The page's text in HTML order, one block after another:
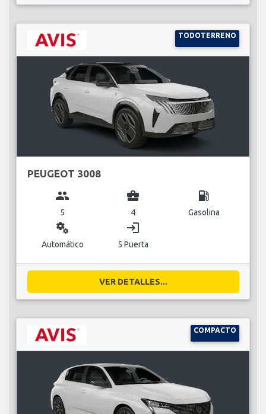
TODOTERRENO
PEUGEOT 3008
group
5
business_center
4
local_gas_station
Gasolina
miscellaneous_services
Automático
login
5 Puerta
VER DETALLES...
COMPACTO